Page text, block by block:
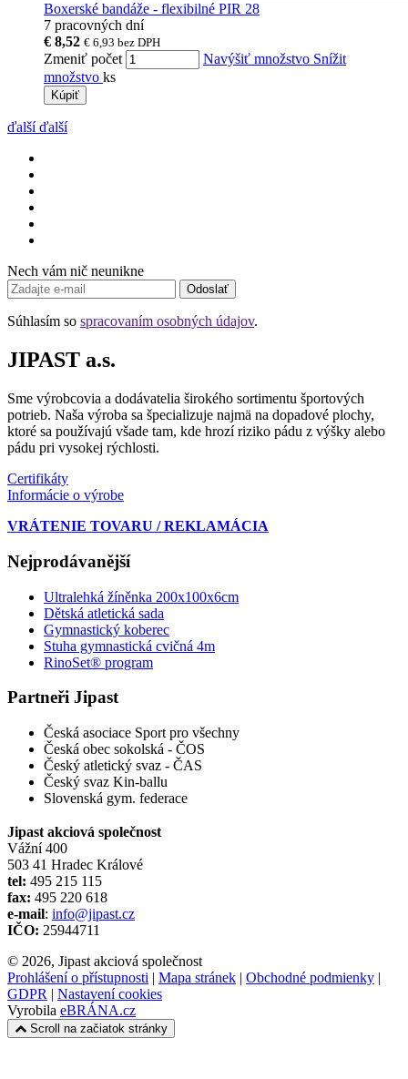
Boxerské bandáže - flexibilné PIR 28
7 pracovných dní
€ 8,52 € 6,93 bez DPH
Zmeniť počet Navýšiť množstvo Snížit
množstvo ks
Kúpiť
ďalší ďalší
Nech vám nič neunikne
Odoslať
Súhlasím so spracovaním osobných údajov.
JIPAST a.s.
Sme výrobcovia a dodávatelia širokého sortimentu športových
potrieb. Naša výroba sa špecializuje najmä na dopadové plochy,
ktoré sa používajú všade tam, kde hrozí riziko pádu z výšky alebo
pádu pri vysokej rýchlosti.
Certifikáty
Informácie o výrobe
VRÁTENIE TOVARU / REKLAMÁCIA
Nejprodávanější
Ultralehká žíněnka 200x100x6cm
Dětská atletická sada
Gymnastický koberec
Stuha gymnastická cvičná 4m
RinoSet® program
Partneři Jipast
Česká asociace Sport pro všechny
Česká obec sokolská - ČOS
Český atletický svaz - ČAS
Český svaz Kin-ballu
Slovenská gym. federace
Jipast akciová společnost
Vážní 400
503 41 Hradec Králové
tel: 495 215 115
fax: 495 220 618
e-mail: info@jipast.cz
IČO: 25944711
© 2026, Jipast akciová společnost
Prohlášení o přístupnosti | Mapa stránek | Obchodné podmienky |
GDPR | Nastavení cookies
Vyrobila eBRÁNA.cz
Scroll na začiatok stránky